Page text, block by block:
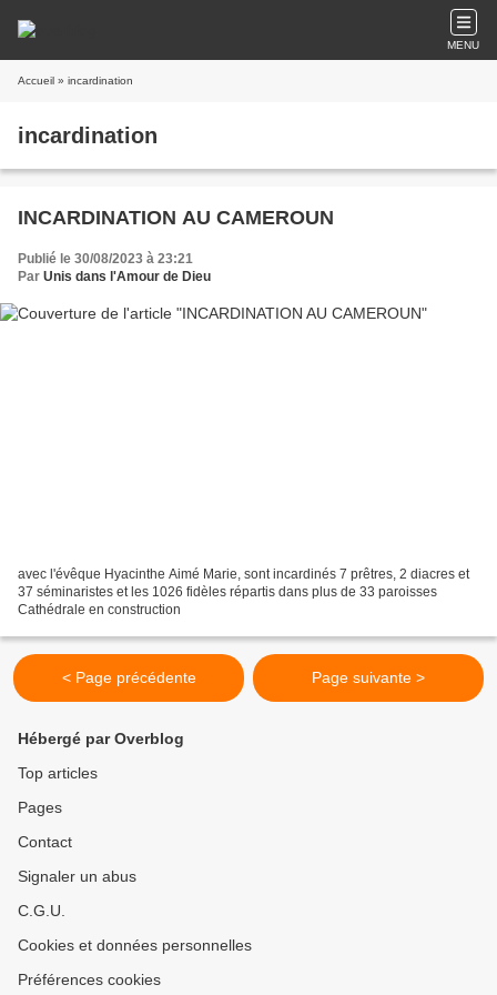
MENU
Accueil » incardination
incardination
INCARDINATION AU CAMEROUN
Publié le 30/08/2023 à 23:21
Par Unis dans l'Amour de Dieu
avec l'évêque Hyacinthe Aimé Marie, sont incardinés 7 prêtres, 2 diacres et
37 séminaristes et les 1026 fidèles répartis dans plus de 33 paroisses
Cathédrale en construction
< Page précédente Page suivante >
Hébergé par Overblog
Top articles
Pages
Contact
Signaler un abus
C.G.U.
Cookies et données personnelles
Préférences cookies